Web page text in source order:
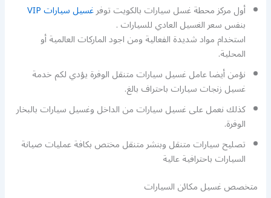
أول مركز محطة غسل سيارات بالكويت توفرغسيل سيارات VIP
بنفس سعر الغسيل العادي للسيارات .
استخدام مواد شديدة الفعالية ومن اجود الماركات العالمية أو
المحلية.
نؤمن أيضا عامل غسيل سيارات متنقل الوفرة يؤدي لكم خدمة
غسيل زنجات سيارات باحتراف بالغ.
كذلك نعمل على غسيل سيارات من الداخل وغسيل سيارات بالبخار
الوفرة.
تصليح سيارات متنقل وبنشر متنقل مختص بكافة عمليات صيانة
السيارات باحترافية عالية
متخصص غسيل مكائن السيارات